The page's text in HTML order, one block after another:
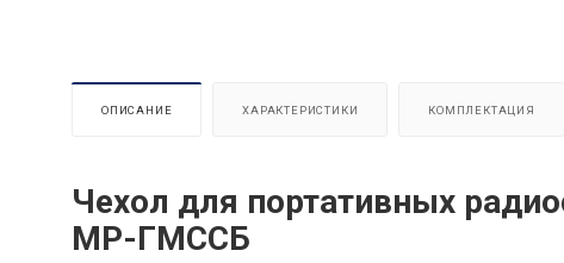
ОПИСАНИЕ ХАРАКТЕРИСТИКИ КОМПЛЕКТАЦИЯ
Чехол для портативных
МР-ГМССБ